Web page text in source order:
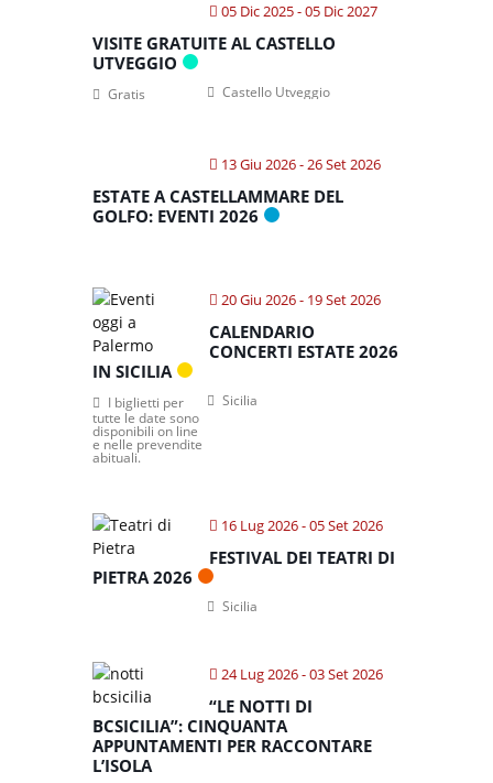
05 Dic 2025- 05 Dic 2027
VISITE GRATUITE AL CASTELLO
UTVEGGIO
Castello Utveggio
Gratis
13 Giu 2026- 26 Set 2026
ESTATE A CASTELLAMMARE DEL
GOLFO: EVENTI 2026
20 Giu 2026- 19 Set 2026
CALENDARIO
CONCERTI ESTATE 2026
IN SICILIA
Sicilia
I biglietti per
tutte le date sono
disponibili on line
e nelle prevendite
abituali.
16 Lug 2026- 05 Set 2026
FESTIVAL DEI TEATRI DI
PIETRA 2026
Sicilia
24 Lug 2026- 03 Set 2026
“LE NOTTI DI
BCSICILIA”: CINQUANTA
APPUNTAMENTI PER RACCONTARE
L’ISOLA